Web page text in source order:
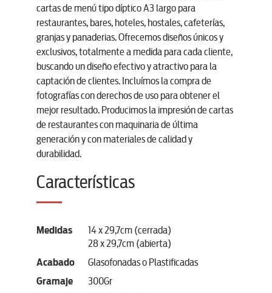
cartas de menú tipo díptico A3 largo para
restaurantes, bares, hoteles, hostales, cafeterías,
granjas y panaderias. Ofrecemos diseños únicos y
exclusivos, totalmente a medida para cada cliente,
buscando un diseño efectivo y atractivo para la
captación de clientes. Incluímos la compra de
fotografías con derechos de uso para obtener el
mejor resultado. Producimos la impresión de cartas
de restaurantes con maquinaria de última
generación y con materiales de calidad y
durabilidad.
Características
Medidas
14 x 29,7cm (cerrada)
28 x 29,7cm (abierta)
Acabado
Glasofonadas o Plastificadas
Gramaje
300Gr